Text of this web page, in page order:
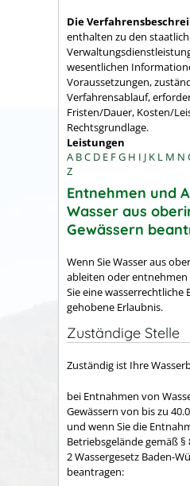
Die
enthalten zu den
wesentlichen
Voraussetzungen,
Verfahrensablauf,
Fristen/Dauer, Kosten/
Rechtsgrundlage.
Leistungen
A BC D E FG H I J K L M N
Z
Entnehmen und
Wasser aus
Gewässern
Wenn Sie Wasser aus
ableiten oder
Sie eine wasserrechtliche
gehobene Erlaubnis.
Zuständige Stelle
Zuständig ist Ihre
bei Entnahmen von
Gewässern von bis zu
und wenn Sie die
Betriebsgelände gemäß
2 Wassergesetz Baden-
beantragen: